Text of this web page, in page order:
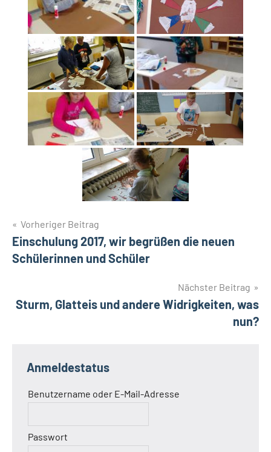
Beitragsnavigation
Vorheriger Beitrag
Einschulung 2017, wir begrüßen die neuen
Schülerinnen und Schüler
Nächster Beitrag
Sturm, Glatteis und andere Widrigkeiten, was
nun?
Anmeldestatus
Benutzername oder E-Mail-Adresse
Passwort